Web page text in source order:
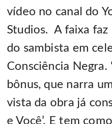
vídeo no canal do
Studios. A faixa
do sambista em
Consciência Negra.
bônus, que narra
vista da obra já
e Você’. E tem